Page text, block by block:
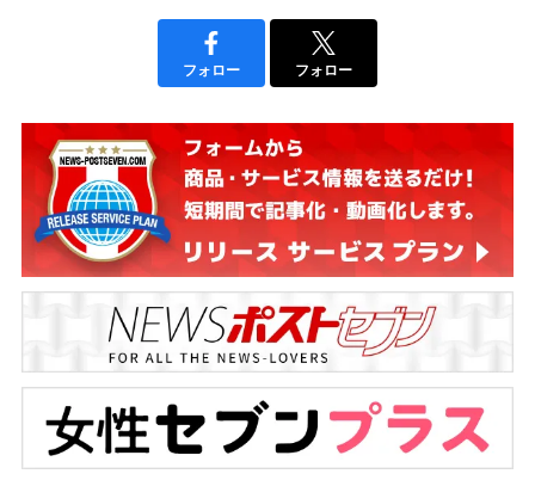
フォロー フォロー